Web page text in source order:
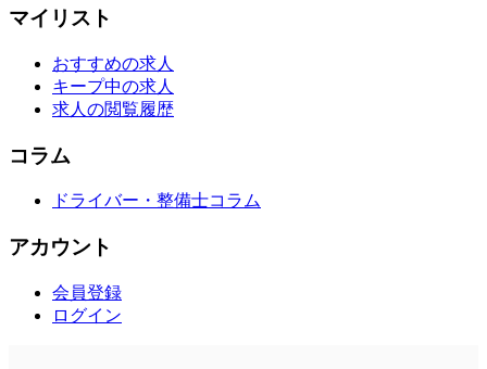
マイリスト
おすすめの求人
キープ中の求人
求人の閲覧履歴
コラム
ドライバー・整備士コラム
アカウント
会員登録
ログイン